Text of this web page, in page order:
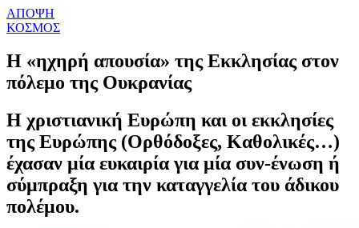
ΑΠΟΨΗ
ΚΟΣΜΟΣ
Η «ηχηρή απουσία» της Εκκλησίας στον
πόλεμο της Ουκρανίας
Η χριστιανική Ευρώπη και οι εκκλησίες
της Ευρώπης (Ορθόδοξες, Καθολικές…)
έχασαν μία ευκαιρία για μία συν-ένωση ή
σύμπραξη για την καταγγελία του άδικου
πολέμου.